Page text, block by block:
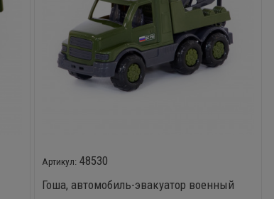
48530
Гоша, автомобиль-эвакуатор военный